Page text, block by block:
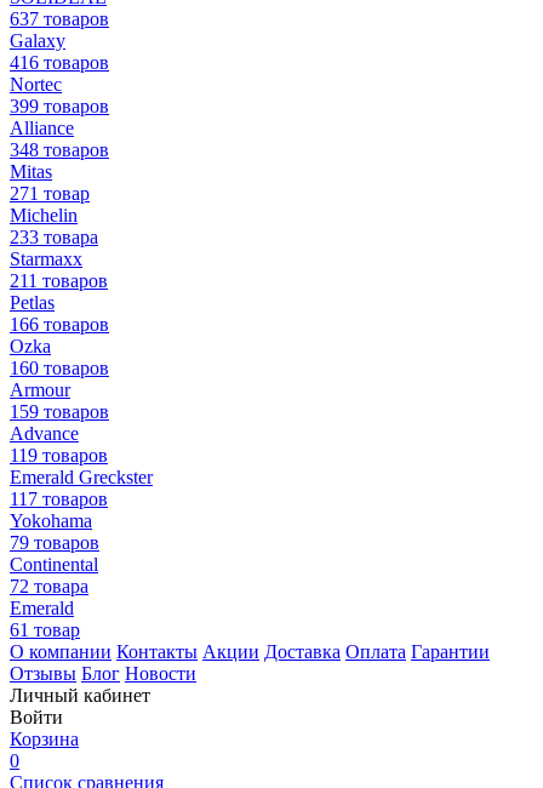
637 товаров
Galaxy
416 товаров
Nortec
399 товаров
Alliance
348 товаров
Mitas
271 товар
Michelin
233 товара
Starmaxx
211 товаров
Petlas
166 товаров
Ozka
160 товаров
Armour
159 товаров
Advance
119 товаров
Emerald Greckster
117 товаров
Yokohama
79 товаров
Continental
72 товара
Emerald
61 товар
О компании Контакты Акции Доставка Оплата Гарантии
Отзывы Блог Новости
Личный кабинет
Войти
Корзина
0
Список сравнения